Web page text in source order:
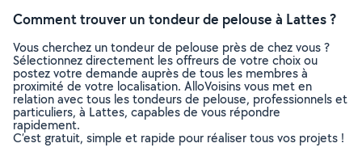
Comment trouver un tondeur de pelouse à Lattes ?
Vous cherchez un tondeur de pelouse près de chez vous ?
Sélectionnez directement les offreurs de votre choix ou
postez votre demande auprès de tous les membres à
proximité de votre localisation. AlloVoisins vous met en
relation avec tous les tondeurs de pelouse, professionnels et
particuliers, à Lattes, capables de vous répondre
rapidement.
C’est gratuit, simple et rapide pour réaliser tous vos projets !